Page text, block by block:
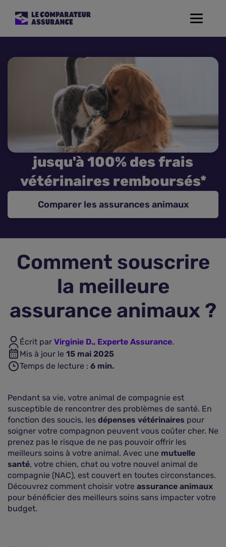
Toggle
Assurance Moto
Assurance Habitation
Assurance de prêt
Prévoyance
Assurance Animaux
jusqu'à 100% des frais
vétérinaires remboursés*
Comparer les assurances animaux
Comment souscrire
la meilleure
assurance animaux ?
Écrit par Virginie D., Experte Assurance.
Mis à jour le 15 mai 2025
Temps de lecture : 6 min.
Pendant sa vie, votre animal de compagnie est
susceptible de rencontrer des problèmes de santé. En
fonction des soucis, les dépenses vétérinaires pour
soigner votre compagnon peuvent vous coûter cher. Ne
prenez pas le risque de ne pas pouvoir offrir les
meilleurs soins à votre animal. Avec une mutuelle
santé, votre chien, chat ou votre nouvel animal de
compagnie (NAC), est couvert en toutes circonstances.
Découvrez comment choisir votre assurance animaux
pour bénéficier des meilleurs soins sans impacter votre
budget.